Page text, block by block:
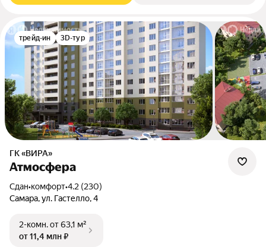
трейд-ин 3D-тур
ГК «ВИРА»
Атмосфера
Сдан•комфорт•4.2 (230)
Самара, ул. Гастелло, 4
2-комн.от 63,1 м²
от 11,4 млн ₽